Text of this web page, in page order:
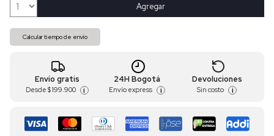
Agregar
Calcular tiempo de envío
Envío gratis
Desde $ 199.900 i
24H Bogotá
Envío express i
Devoluciones
Sin costo i